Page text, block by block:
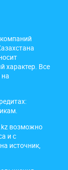
характер. Все
возможно
и с
источник,